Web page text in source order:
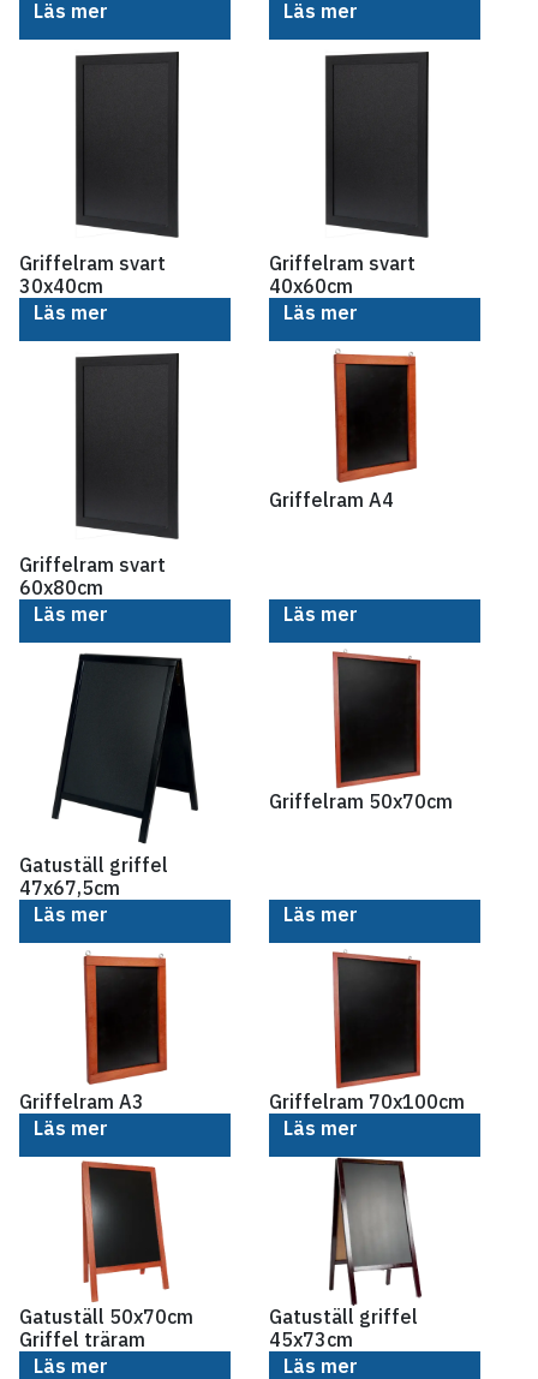
Läs mer
Läs mer
Griffelram svart
30x40cm
Läs mer
Griffelram svart
40x60cm
Läs mer
Griffelram svart
60x80cm
Läs mer
Griffelram A4
Läs mer
Gatuställ griffel
47x67,5cm
Läs mer
Griffelram 50x70cm
Läs mer
Griffelram A3
Läs mer
Griffelram 70x100cm
Läs mer
Gatuställ 50x70cm
Griffel träram
Läs mer
Gatuställ griffel
45x73cm
Läs mer